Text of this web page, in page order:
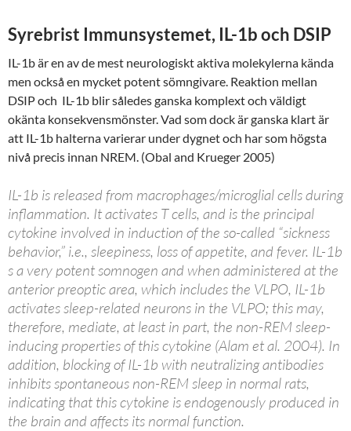
Syrebrist Immunsystemet, IL-1b och DSIP
IL-1b är en av de mest neurologiskt aktiva molekylerna kända
men också en mycket potent sömngivare. Reaktion mellan
DSIP och IL-1b blir således ganska komplext och väldigt
okänta konsekvensmönster. Vad som dock är ganska klart är
att IL-1b halterna varierar under dygnet och har som högsta
nivå precis innan NREM. (Obal and Krueger 2005)
IL-1b is released from macrophages/microglial cells during
inflammation. It activates T cells, and is the principal
cytokine involved in induction of the so-called “sickness
behavior,” i.e., sleepiness, loss of appetite, and fever. IL-1b
s a very potent somnogen and when administered at the
anterior preoptic area, which includes the VLPO, IL-1b
activates sleep-related neurons in the VLPO; this may,
therefore, mediate, at least in part, the non-REM sleep-
inducing properties of this cytokine (Alam et al. 2004). In
addition, blocking of IL-1b with neutralizing antibodies
inhibits spontaneous non-REM sleep in normal rats,
indicating that this cytokine is endogenously produced in
the brain and affects its normal function.